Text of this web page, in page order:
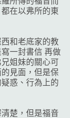
在以弗所的東
和老底家的教
一封書信 再做
姐妹的關心可
見面，但是保
惑、行為上的
楚，但是福音